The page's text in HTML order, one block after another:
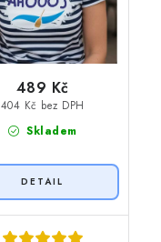
Skladem
404 Kč bez DPH
489 Kč